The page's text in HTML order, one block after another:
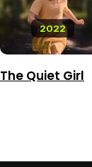
2022
The Quiet Girl